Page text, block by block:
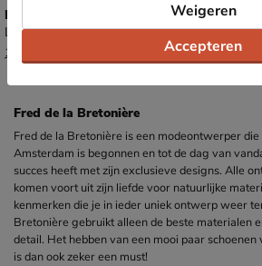
Fred de la Bretoniere Storm Isa Woven
Lage sneakers - wit
van € 199,99 voor € 179,99
199
Fred de la Bretonière
Fred de la Bretonière is een modeontwerper die
Amsterdam is begonnen en tot de dag van
succes heeft met zijn exclusieve designs. Alle
komen voort uit zijn liefde voor natuurlijke
kenmerken die je in ieder uniek ontwerp weer
Bretonière gebruikt alleen de beste materialen
detail. Het hebben van een mooi paar
is dan ook zeker een must!
Accepteren
Weigeren